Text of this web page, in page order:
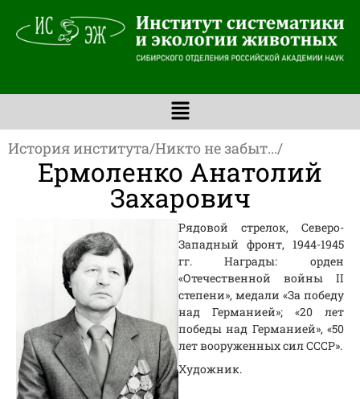
История института/Никто не забыт.../
Ермоленко Анатолий
Захарович
Рядовой стрелок, Северо-
Западный фронт, 1944-1945
гг. Награды: орден
«Отечественной войны II
степени», медали «За победу
над Германией»; «20 лет
победы над Германией», «50
лет вооруженных сил СССР».
Художник.